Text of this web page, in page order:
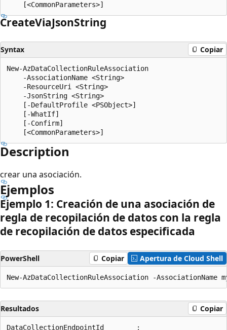
CreateViaJsonString
Syntax Copiar
New-AzDataCollectionRuleAssociation
    -AssociationName <String>
    -ResourceUri <String>
    -JsonString <String>
    [-DefaultProfile <PSObject>]
    [-WhatIf]
    [-Confirm]
Description
crear una asociación.
Ejemplos
Ejemplo 1: Creación de una asociación de
regla de recopilación de datos con la regla
de recopilación de datos especificada
PowerShell Copiar Apertura de Cloud Shell
Resultados Copiar
DataCollectionEndpointId        :